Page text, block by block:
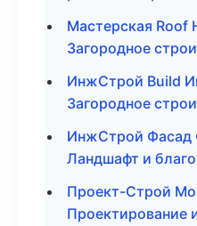
Мастерская Roof
Загородное
ИнжСтрой Build
Загородное
ИнжСтрой Фасад
Ландшафт и
Проект-Строй
Проектирование